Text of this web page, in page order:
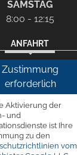
SAMSTAG
8:00 - 12:15
ANFAHRT
Lennestadt
Zustimmung
erforderlich
Aktivierung der
und
ist Ihre
zu den
vom